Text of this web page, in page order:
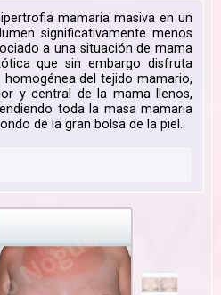
mamaria masiva en un
significativamente menos
a una situación de mama
que sin embargo disfruta
del tejido mamario,
y central de la mama llenos,
toda la masa mamaria
de la gran bolsa de la piel.